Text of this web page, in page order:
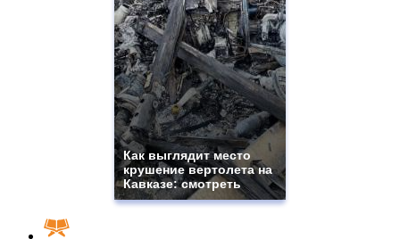
Как выглядит место
крушение вертолета на
Кавказе: смотреть